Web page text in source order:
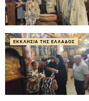
ΕΚΚΛΗΣΊΑ ΤΗΣ ΕΛΛΆΔΟΣ